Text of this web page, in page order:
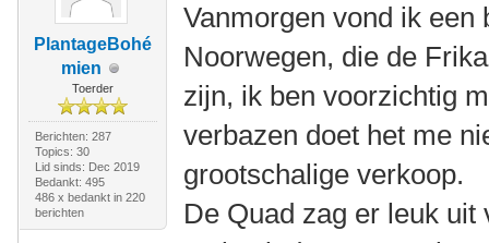
PlantageBohé
mien
Toerder
Berichten: 287
Topics: 30
Lid sinds: Dec 2019
Bedankt: 495
486 x bedankt in 220
berichten
Vanmorgen vond ik een
Noorwegen, die de
zijn, ik ben voorzichtig
verbazen doet het me
grootschalige verkoop.
De Quad zag er leuk